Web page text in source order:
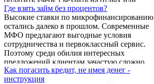
бюрократических преград и посещения
представительства. Займы ...
просто дотянуть до зарплаты. И тогда перед
человеком встает задача: где найти
недостающие средства? Просить взаймы у
родственников или продавать семейные
ценности – прямо скажем не лучший
вариант. Может занять много времени и
попытка получить кредит в банке, который
может в этом кредите и отказать. Остается
...
Где взять займ без процентов?
Высокие ставки по микрофинансированию
остались далеко в прошлом. Современные
МФО предлагают выгодные условия
сотрудничества и первоклассный сервис.
Поэтому среди обилия интересных
предложений клиентам зачастую сложно
выбрать займ. Некоторые МФО предлагают
клиентам воспользоваться бесплатными
Как погасить кредит, не имея денег -
инструкция